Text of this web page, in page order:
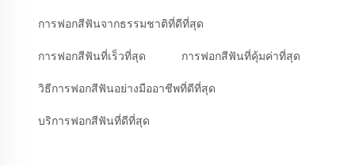
การฟอกสีฟันจากธรรมชาติที่ดีที่สุด
การฟอกสีฟันที่เร็วที่สุด การฟอกสีฟันที่คุ้มค่าที่สุด
วิธีการฟอกสีฟันอย่างมืออาชีพที่ดีที่สุด
บริการฟอกสีฟันที่ดีที่สุด